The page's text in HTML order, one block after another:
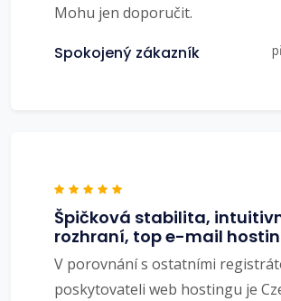
Mohu jen doporučit.
Spokojený zákazník
Špičková stabilita,
rozhraní, top e-mail
V porovnání s ostatními
poskytovateli web hostingu je